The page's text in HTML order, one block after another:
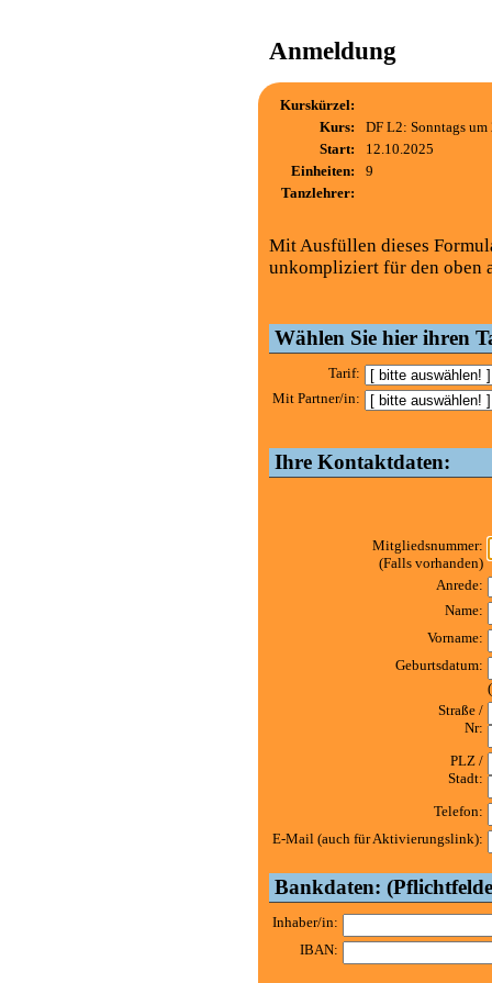
Anmeldung
Kurskürzel:
Kurs:
DF L2: Sonntags
Start:
12.10.2025
Einheiten:
9
Tanzlehrer:
Mit Ausfüllen dieses
unkompliziert für den oben
Wählen Sie hier ihren
Tarif:
Mit Partner/in:
Ihre Kontaktdaten:
Mitgliedsnummer:
(Falls vorhanden)
Anrede:
Name:
Vorname:
Geburtsdatum:
Straße /
Nr:
PLZ /
Stadt:
Telefon:
E-Mail (auch für Aktivierungslink):
Bankdaten:
Inhaber/in:
IBAN: